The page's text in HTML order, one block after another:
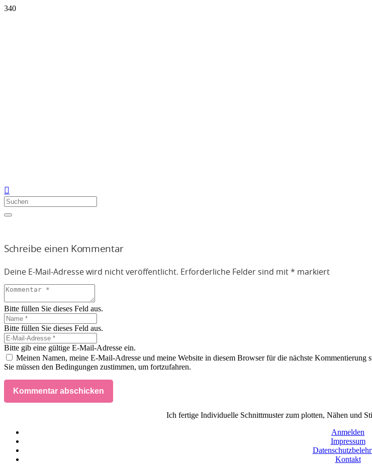
Schreibe einen Kommentar
Deine E-Mail-Adresse wird nicht veröffentlicht. Erforderliche Felder sind mit * markiert
Bitte füllen Sie dieses Feld aus.
Bitte füllen Sie dieses Feld aus.
Bitte gib eine gültige E-Mail-Adresse ein.
Meinen Namen, meine E-Mail-Adresse und meine Website in diesem Browser für die nächste Kommentierung
Sie müssen den Bedingungen zustimmen, um fortzufahren.
Kommentar abschicken
Ich fertige Individuelle Schnittmuster zum plotten, Nähen und
Anmelden
Impressum
Kontakt